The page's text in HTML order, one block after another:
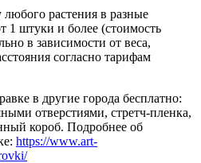
растения в разные
1 штуки и более (стоимость
в зависимости от веса,
согласно тарифам
в другие города бесплатно:
отверстиями, стретч-пленка,
короб. Подробнее об
https://www.art-